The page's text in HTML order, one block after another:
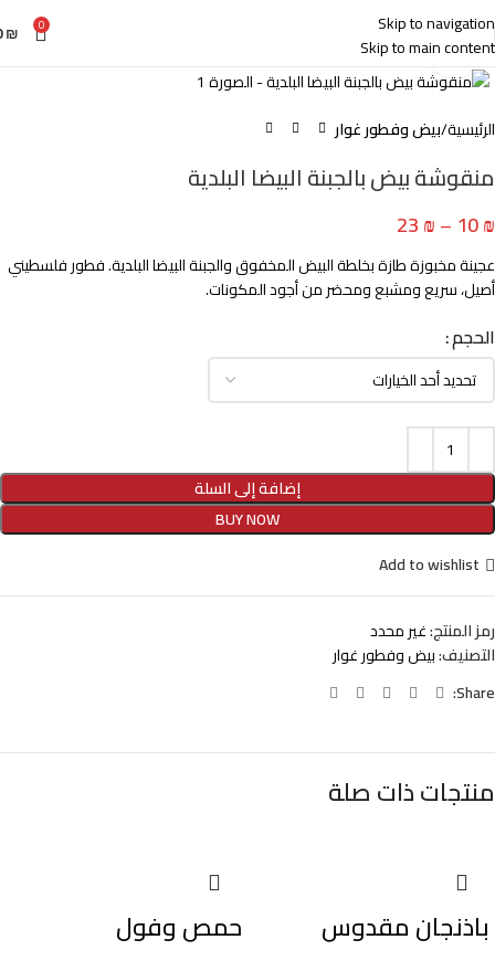
Skip to navigation
Skip to main content
0
₪
Click to enlarge
الرئيسية بيض وفطور غوار
منقوشة بيض بالجبنة البيضا البلدية
10₪
–
23₪
عجينة مخبوزة طازة بخلطة البيض المخفوق والجبنة البيضا البلدية. فطور فلسطيني
أصيل، سريع ومشبع ومحضر من أجود المكونات.
الحجم
إضافة إلى السلة
BUY NOW
Add to wishlist
رمز المنتج:غير محدد
التصنيف:بيض وفطور غوار
Share:
منتجات ذات صلة
باذنجان مقدوس حمص وفول